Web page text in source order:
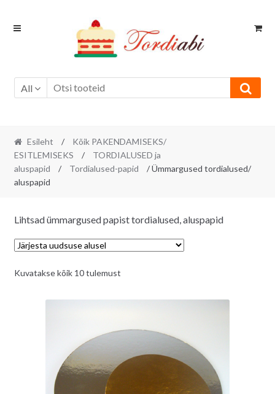
Skip
Skip
All
Esileht /
Kõik PAKENDAMISEKS/
ESITLEMISEKS
/
TORDIALUSED ja
aluspapid
/ Tordialused-papid
/ Ümmargused tordialused/
aluspapid
Lihtsad ümmargused papist tordialused, aluspapid
Kuvatakse kõik 10 tulemustSorditud
järgi